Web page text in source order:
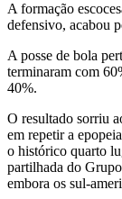
A formação
defensivo, acabou
A posse de bola
terminaram com
40%.
O resultado sorriu
em repetir a
o histórico quarto
partilhada do
embora os sul-